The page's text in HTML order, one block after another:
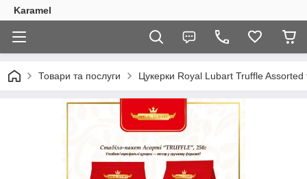
Karamel
Товари та послуги Цукерки Royal Lubart Truffle Assorted